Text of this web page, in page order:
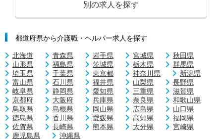
別の求人を探す
都道府県から介護職・ヘルパー求人を探す
北海道 青森県 岩手県 宮城県
秋田県
山形県
福島県 茨城県 栃木県
群馬県
埼玉県
千葉県 東京都 神奈川県
新潟県
富山県
石川県 福井県 山梨県
長野県
岐阜県
静岡県 愛知県 三重県
滋賀県
京都府
大阪府 兵庫県 奈良県
和歌山県
鳥取県
島根県 岡山県 広島県
山口県
徳島県
香川県 愛媛県 高知県
福岡県
佐賀県
長崎県 熊本県 大分県
宮崎県
鹿児島県
沖縄県